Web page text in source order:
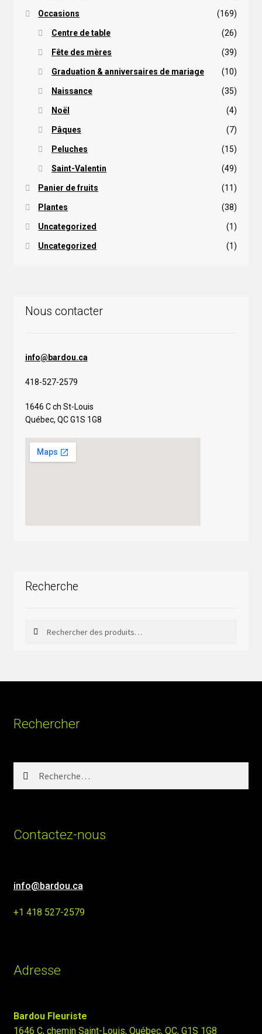
Occasions (169)
Centre de table (26)
Fête des mères (39)
Graduation & anniversaires de mariage (10)
Naissance (35)
Noël (4)
Pâques (7)
Peluches (15)
Saint-Valentin (49)
Panier de fruits (11)
Plantes (38)
Uncategorized (1)
Uncategorized (1)
Nous contacter
info@bardou.ca
418-527-2579
1646 C ch St-Louis
Québec, QC G1S 1G8
Recherche
Rechercher
Contactez-nous
info@bardou.ca
+1 418 527-2579
Adresse
Bardou Fleuriste
1646 C, chemin Saint-Louis, Québec, QC, G1S 1G8